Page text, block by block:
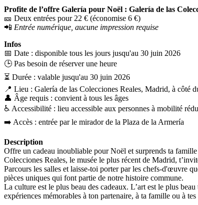
Profite de l’offre Galería pour Noël : Galería de las
🎫 Deux entrées pour 22 € (économise 6 €)
📲 Entrée numérique, aucune impression requise
Infos
📅 Date : disponible tous les jours jusqu'au 30 juin 2026
🕒 Pas besoin de réserver une heure
⏳ Durée : valable jusqu'au 30 juin 2026
📍 Lieu : Galería de las Colecciones Reales, Madrid, à côté
👤 Âge requis : convient à tous les âges
♿️ Accessibilité : lieu accessible aux personnes à mobilité
➡️ Accès : entrée par le mirador de la Plaza de la Armería
Description
Offre un cadeau inoubliable pour Noël et surprends ta
Colecciones Reales, le musée le plus récent de Madrid,
Parcours les salles et laisse-toi porter par les chefs-d'œuvre
pièces uniques qui font partie de notre histoire commune.
La culture est le plus beau des cadeaux. L’art est le plus
expériences mémorables à ton partenaire, à ta famille ou à tes